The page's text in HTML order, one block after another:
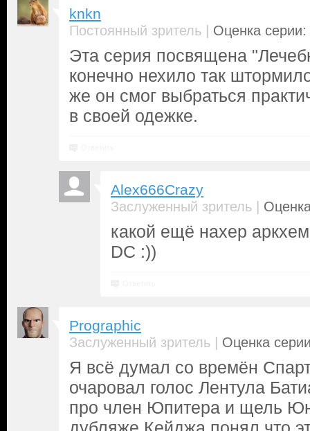
knkn
Постоянный зритель | Оценка серии:
Эта серия посвящена
конечно нехило так
же он смог выбраться
в своей одежке.
Alex666Crazy
Заслуженный зритель |
какой ещё нахер
DС :))
Prographic
Заслуженный зритель | Оценка
Я всё думал со времён
очаровал голос Лентула
про член Юпитера и щель